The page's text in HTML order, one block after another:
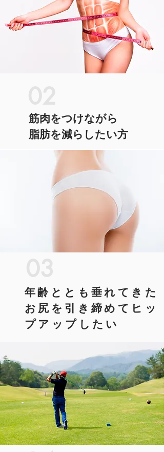
筋肉をつけながら
脂肪を減らしたい方
年齢ととも垂れてきた
お尻を引き締めてヒッ
プアップしたい